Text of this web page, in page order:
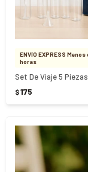
ENVÍO EXPRESS Menos
horas
Set De Viaje 5 Piezas
$175